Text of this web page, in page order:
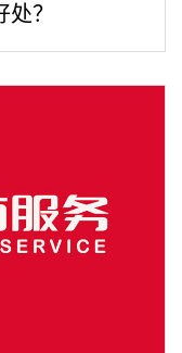
？